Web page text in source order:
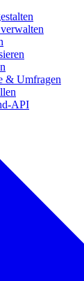
& Umfragen
API